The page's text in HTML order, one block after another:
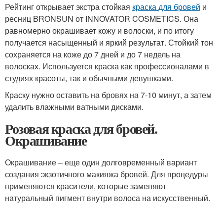
Рейтинг открывает экстра стойкая краска для бровей и
ресниц BRONSUN от INNOVATOR COSMETICS. Она
равномерно окрашивает кожу и волоски, и по итогу
получается насыщенный и яркий результат. Стойкий тон
сохраняется на коже до 7 дней и до 7 недель на
волосках. Используется краска как профессионалами в
студиях красоты, так и обычными девушками.
Краску нужно оставить на бровях на 7-10 минут, а затем
удалить влажными ватными дисками.
Розовая краска для бровей.
Окрашивание
Окрашивание – еще один долговременный вариант
создания экзотичного макияжа бровей. Для процедуры
применяются красители, которые заменяют
натуральный пигмент внутри волоса на искусственный.